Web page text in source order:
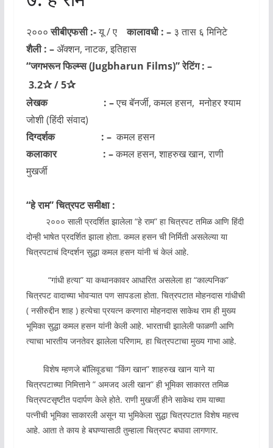
२०००सीबीएफसी :-यू / एकालावधी : –३ तास ६ मिनिटे
शैली : –ॲक्शन, नाटक, इतिहास
“जगभरून फिल्म्स(Jugbharun Films)” रेटिंग : –
3.2✰/5✰
लेखक : –एच बॅनर्जी, कमल हसन, मनोहर श्याम
जोशी (हिंदी संवाद)
दिग्दर्शक : –कमल हसन
कलाकार : –कमल हसन, शाहरुख खान, राणी
मुखर्जी
“हे राम” चित्रपट समीक्षा :
२००० साली प्रदर्शित झालेला “हे राम” हा चित्रपट तमिळ आणि हिंदी
दोन्ही भाषेत प्रदर्शित झाला होता. कमल हसन ची निर्मिती असलेल्या या
चित्रपटाचं दिग्दर्शन सुद्धा कमल हसन यांनी चं केलं आहे.
“गांधी हत्या” या कथानकावर आधारित असलेला हा “काल्पनिक”
चित्रपट वादाच्या भोवऱ्यात पण सापडला होता. चित्रपटात मोहनदास गांधीची
( नसीरुद्दीन शाह ) हत्येचा प्रयत्न करणारा मोहनदास साकेथ राम ही मुख्य
भूमिका सुद्धा कमल हसन यांनी केली आहे. भारताची झालेली फाळणी आणि
त्याचा भारतीय जनतेवर झालेला परिणाम, हा चित्रपटाचा मुख्य गाभा आहे.
विशेष म्हणजे बॉलिवूडचा “किंग खान” शाहरुख खान याने या
चित्रपटाच्या निमित्ताने ” अमजद अली खान” ही भूमिका साकारत तमिळ
चित्रपटसृष्टीत पदार्पण केले होते. राणी मुखर्जी हीने साकेथ राम याच्या
पत्नीची भूमिका साकारली असून या भुमिकेला सुद्धा चित्रपटात विशेष महत्त्व
आहे. आता ते काय हे बघण्यासाठी तुम्हाला चित्रपट बघावा लागणार.